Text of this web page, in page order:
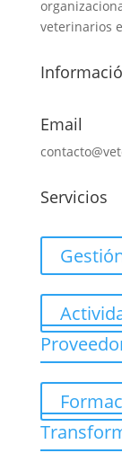
veterinarios
Email
Servicios